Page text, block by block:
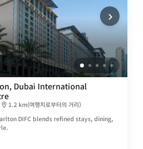
Dubai International
1.2 km(여행지로부터의 거리)
DIFC blends refined stays, dining,